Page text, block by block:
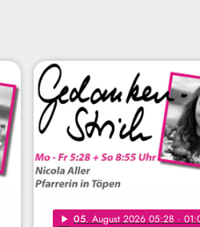
play_arrow 05. August 2026 05:28 ·